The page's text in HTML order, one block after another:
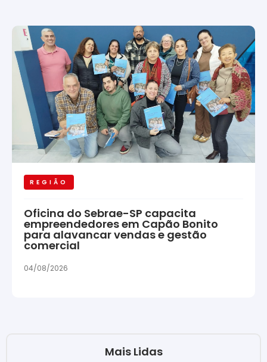
REGIÃO
Oficina do Sebrae-SP capacita
empreendedores em Capão Bonito
para alavancar vendas e gestão
comercial
04/08/2026
Mais Lidas